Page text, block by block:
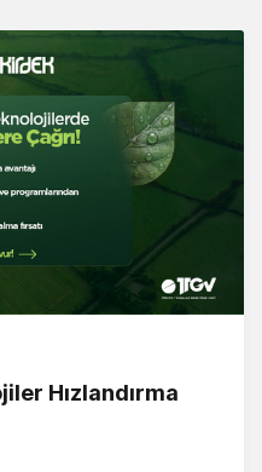
Hızlandırma